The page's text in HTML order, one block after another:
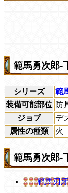
範馬勇次郎-
シリーズ
範
装備可能部位 防
ジョブ
デ
属性の種類
火
範馬勇次郎-
「範馬刃